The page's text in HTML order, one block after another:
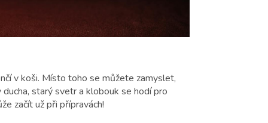
v koši. Místo toho se můžete zamyslet,
starý svetr a klobouk se hodí pro
začít už při přípravách!